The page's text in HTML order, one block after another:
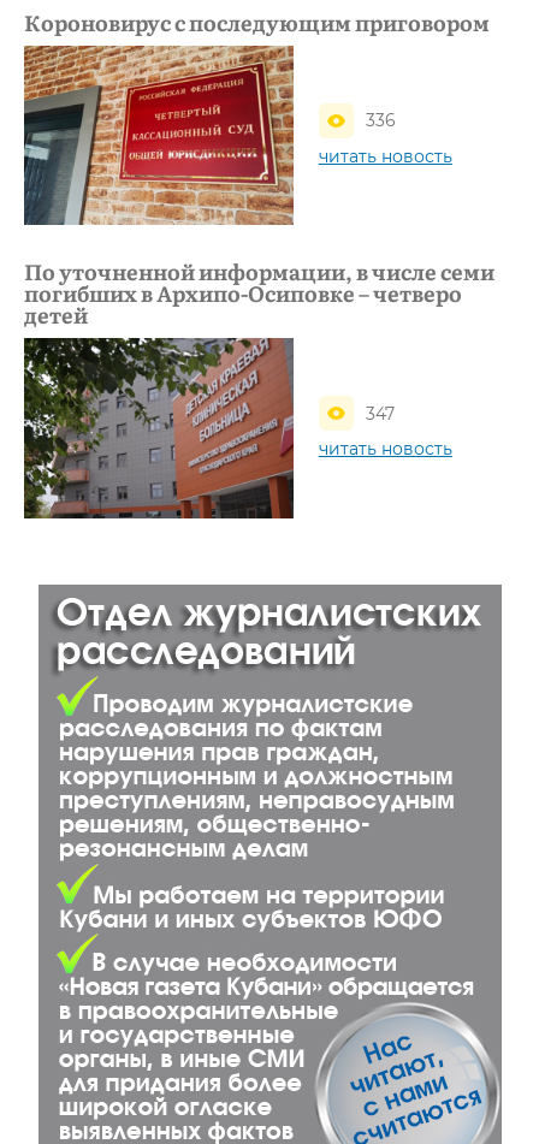
Короновирус с последующим приговором
336
читать новость
По уточненной информации, в числе семи
погибших в Архипо-Осиповке – четверо
детей
347
читать новость